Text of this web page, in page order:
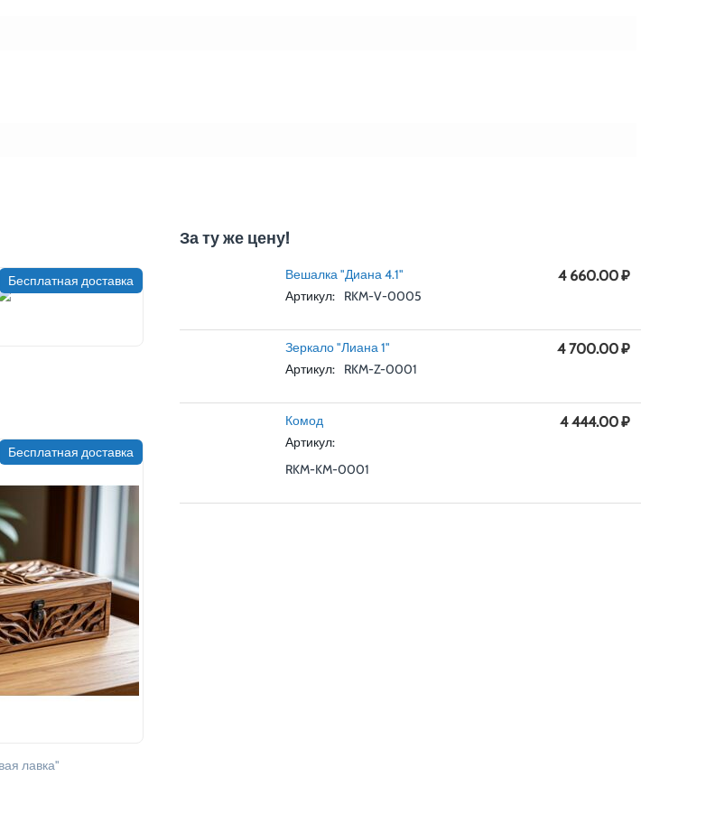
Бесплатная доставка
Бесплатная доставка
лавка"
За ту же цену!
Вешалка "Диана 4.1"
Артикул:
RKM-V-0005
4 660.00₽
Зеркало "Лиана 1"
Артикул:
RKM-Z-0001
4 700.00₽
Комод
Артикул:
RKM-KM-0001
4 444.00₽